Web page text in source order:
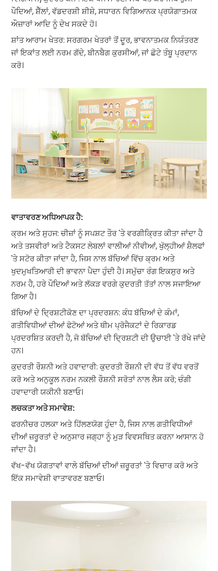
ਪੌਦਿਆਂ, ਸ਼ੈੱਲਾਂ, ਵੱਡਦਰਸ਼ੀ ਸ਼ੀਸ਼ੇ, ਸਧਾਰਨ ਵਿਗਿਆਨਕ ਪ੍ਰਯੋਗਾਤਮਕ
ਔਜ਼ਾਰਾਂ ਆਦਿ ਨੂੰ ਦੇਖ ਸਕਦੇ ਹੋ।
ਸ਼ਾਂਤ ਆਰਾਮ ਖੇਤਰ: ਸਰਗਰਮ ਖੇਤਰਾਂ ਤੋਂ ਦੂਰ, ਭਾਵਨਾਤਮਕ ਨਿਯੰਤਰਣ
ਜਾਂ ਇਕਾਂਤ ਲਈ ਨਰਮ ਗੱਦੇ, ਬੀਨਬੈਗ ਕੁਰਸੀਆਂ, ਜਾਂ ਛੋਟੇ ਤੰਬੂ ਪ੍ਰਦਾਨ
ਕਰੋ।
ਵਾਤਾਵਰਣ ਅਧਿਆਪਕ ਹੈ:
ਕ੍ਰਮ ਅਤੇ ਸੁਹਜ: ਚੀਜ਼ਾਂ ਨੂੰ ਸਪਸ਼ਟ ਤੌਰ 'ਤੇ ਵਰਗੀਕ੍ਰਿਤ ਕੀਤਾ ਜਾਂਦਾ ਹੈ
ਅਤੇ ਤਸਵੀਰਾਂ ਅਤੇ ਟੈਕਸਟ ਲੇਬਲਾਂ ਵਾਲੀਆਂ ਨੀਵੀਆਂ, ਖੁੱਲ੍ਹੀਆਂ ਸ਼ੈਲਫਾਂ
'ਤੇ ਸਟੋਰ ਕੀਤਾ ਜਾਂਦਾ ਹੈ, ਜਿਸ ਨਾਲ ਬੱਚਿਆਂ ਵਿੱਚ ਕ੍ਰਮ ਅਤੇ
ਖੁਦਮੁਖਤਿਆਰੀ ਦੀ ਭਾਵਨਾ ਪੈਦਾ ਹੁੰਦੀ ਹੈ। ਸਮੁੱਚਾ ਰੰਗ ਇਕਸੁਰ ਅਤੇ
ਨਰਮ ਹੈ, ਹਰੇ ਪੌਦਿਆਂ ਅਤੇ ਲੱਕੜ ਵਰਗੇ ਕੁਦਰਤੀ ਤੱਤਾਂ ਨਾਲ ਸਜਾਇਆ
ਗਿਆ ਹੈ।
ਬੱਚਿਆਂ ਦੇ ਦ੍ਰਿਸ਼ਟੀਕੋਣ ਦਾ ਪ੍ਰਦਰਸ਼ਨ: ਕੰਧ ਬੱਚਿਆਂ ਦੇ ਕੰਮਾਂ,
ਗਤੀਵਿਧੀਆਂ ਦੀਆਂ ਫੋਟੋਆਂ ਅਤੇ ਥੀਮ ਪ੍ਰੋਜੈਕਟਾਂ ਦੇ ਰਿਕਾਰਡ
ਪ੍ਰਦਰਸ਼ਿਤ ਕਰਦੀ ਹੈ, ਜੋ ਬੱਚਿਆਂ ਦੀ ਦ੍ਰਿਸ਼ਟੀ ਦੀ ਉਚਾਈ 'ਤੇ ਰੱਖੇ ਜਾਂਦੇ
ਹਨ।
ਕੁਦਰਤੀ ਰੌਸ਼ਨੀ ਅਤੇ ਹਵਾਦਾਰੀ: ਕੁਦਰਤੀ ਰੌਸ਼ਨੀ ਦੀ ਵੱਧ ਤੋਂ ਵੱਧ ਵਰਤੋਂ
ਕਰੋ ਅਤੇ ਅਨੁਕੂਲ ਨਰਮ ਨਕਲੀ ਰੌਸ਼ਨੀ ਸਰੋਤਾਂ ਨਾਲ ਲੈਸ ਕਰੋ; ਚੰਗੀ
ਹਵਾਦਾਰੀ ਯਕੀਨੀ ਬਣਾਓ।
ਲਚਕਤਾ ਅਤੇ ਸਮਾਵੇਸ਼:
ਫਰਨੀਚਰ ਹਲਕਾ ਅਤੇ ਹਿੱਲਣਯੋਗ ਹੁੰਦਾ ਹੈ, ਜਿਸ ਨਾਲ ਗਤੀਵਿਧੀਆਂ
ਦੀਆਂ ਜ਼ਰੂਰਤਾਂ ਦੇ ਅਨੁਸਾਰ ਜਗ੍ਹਾ ਨੂੰ ਮੁੜ ਵਿਵਸਥਿਤ ਕਰਨਾ ਆਸਾਨ ਹੋ
ਜਾਂਦਾ ਹੈ।
ਵੱਖ-ਵੱਖ ਯੋਗਤਾਵਾਂ ਵਾਲੇ ਬੱਚਿਆਂ ਦੀਆਂ ਜ਼ਰੂਰਤਾਂ 'ਤੇ ਵਿਚਾਰ ਕਰੋ ਅਤੇ
ਇੱਕ ਸਮਾਵੇਸ਼ੀ ਵਾਤਾਵਰਣ ਬਣਾਓ।